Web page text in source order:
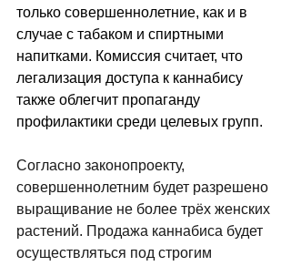
только совершеннолетние, как и в
случае с табаком и спиртными
напитками. Комиссия считает, что
легализация доступа к каннабису
также облегчит пропаганду
профилактики среди целевых групп.
Согласно законопроекту,
совершеннолетним будет разрешено
выращивание не более трёх женских
растений. Продажа каннабиса будет
осуществляться под строгим